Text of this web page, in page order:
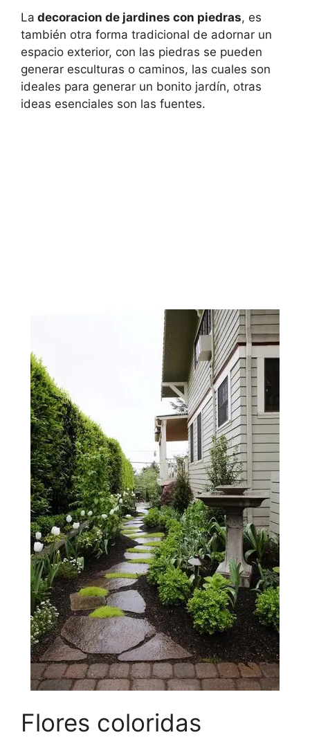
La decoracion de jardines con piedras, es
también otra forma tradicional de adornar un
espacio exterior, con las piedras se pueden
generar esculturas o caminos, las cuales son
ideales para generar un bonito jardín, otras
ideas esenciales son las fuentes.
Flores coloridas